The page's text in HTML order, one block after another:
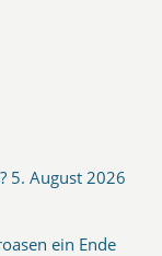
5. August 2026
ein Ende